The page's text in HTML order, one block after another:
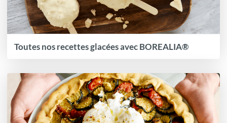
Toutes nos recettes glacées avec BOREALIA®